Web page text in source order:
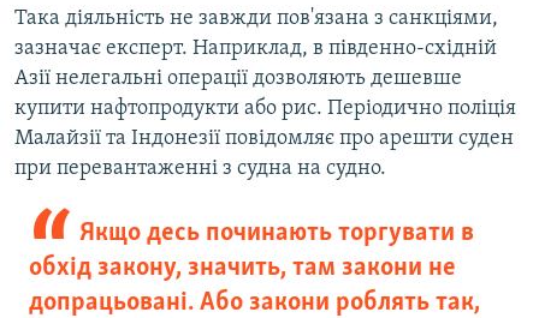
Така діяльність не завжди пов'язана з санкціями,
зазначає експерт. Наприклад, в південно-східній
Азії нелегальні операції дозволяють дешевше
купити нафтопродукти або рис. Періодично поліція
Малайзії та Індонезії повідомляє про арешти суден
при перевантаженні з судна на судно.
Якщо десь починають торгувати в
обхід закону, значить, там закони не
допрацьовані. Або закони роблять так,